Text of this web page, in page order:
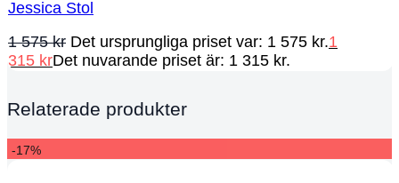
Jessica Stol
1 575kr Det ursprungliga priset var: 1 575 kr.1
315 krDet nuvarande priset är: 1 315 kr.
Relaterade produkter
-17%